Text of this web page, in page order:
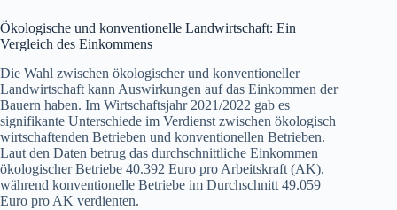
Ökologische und konventionelle Landwirtschaft: Ein
Vergleich des Einkommens
Die Wahl zwischen ökologischer und konventioneller
Landwirtschaft kann Auswirkungen auf das Einkommen der
Bauern haben. Im Wirtschaftsjahr 2021/2022 gab es
signifikante Unterschiede im Verdienst zwischen ökologisch
wirtschaftenden Betrieben und konventionellen Betrieben.
Laut den Daten betrug das durchschnittliche Einkommen
ökologischer Betriebe 40.392 Euro pro Arbeitskraft (AK),
während konventionelle Betriebe im Durchschnitt 49.059
Euro pro AK verdienten.